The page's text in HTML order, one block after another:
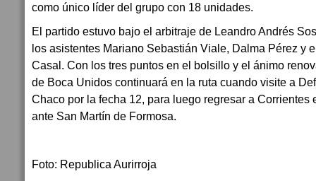
como único líder del grupo con 18 unidades.
El partido estuvo bajo el arbitraje de Leandro Andrés
los asistentes Mariano Sebastián Viale, Dalma Pérez y
Casal. Con los tres puntos en el bolsillo y el ánimo
de Boca Unidos continuará en la ruta cuando visite a
Chaco por la fecha 12, para luego regresar a Corrientes
ante San Martín de Formosa.
Foto: Republica Aurirroja